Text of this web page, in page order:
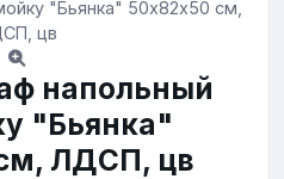
напольный
"Бьянка"
ЛДСП, цв